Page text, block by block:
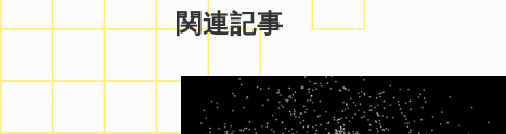
関連記事